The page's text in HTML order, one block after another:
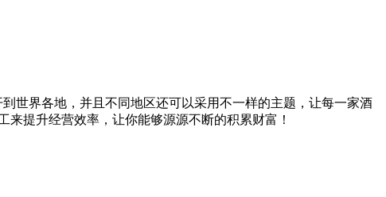
世界各地，并且不同地区还可以采用不一样的主题，让每一家酒
提升经营效率，让你能够源源不断的积累财富！